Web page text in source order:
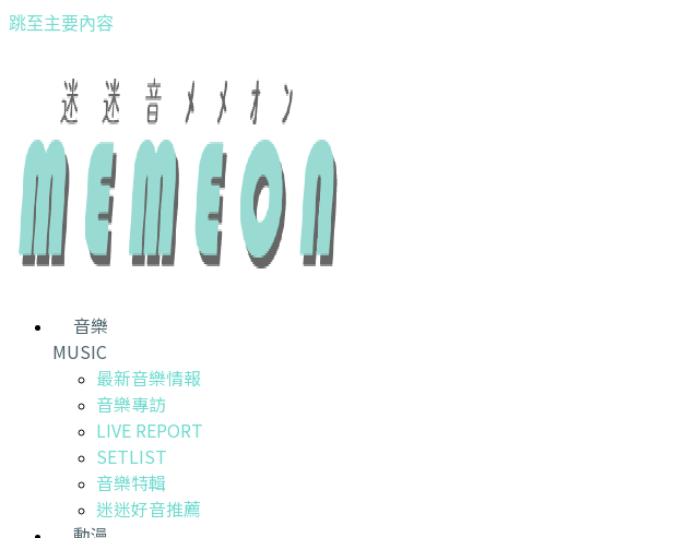
跳至主要內容
音樂
MUSIC
最新音樂情報
音樂專訪
LIVE REPORT
SETLIST
音樂特輯
迷迷好音推薦